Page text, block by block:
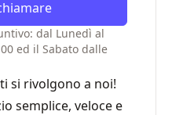
dal Lunedì al
ed il Sabato dalle
si rivolgono a noi!
semplice, veloce e